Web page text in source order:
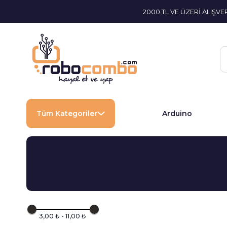
2000 TL VE ÜZERİ
Tüm Kategoriler Arduino
3,00 ₺ - 11,00 ₺